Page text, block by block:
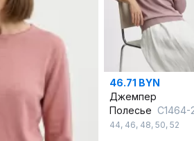
46.71 BYN
Джемпер
Полесье С1464-266С1627-Д43 170,176
44, 46, 48, 50, 52